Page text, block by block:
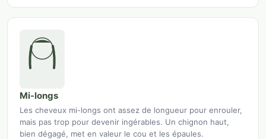
Mi-longs
Les cheveux mi-longs ont assez de longueur pour enrouler,
mais pas trop pour devenir ingérables. Un chignon haut,
bien dégagé, met en valeur le cou et les épaules.